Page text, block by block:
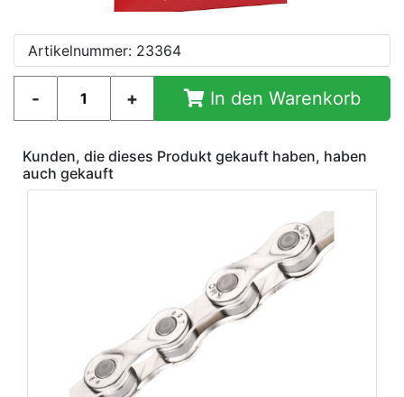
Artikelnummer: 23364
In den Warenkorb
Kunden, die dieses Produkt gekauft haben, haben
auch gekauft